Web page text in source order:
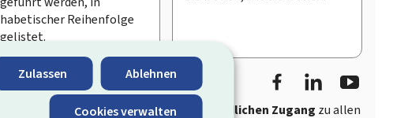
Zulassen Ablehnen
Cookies verwalten
Reihenfolge
FacebookLinkedIn
schnellen und benutzerfreundlichen Zugang zu allen